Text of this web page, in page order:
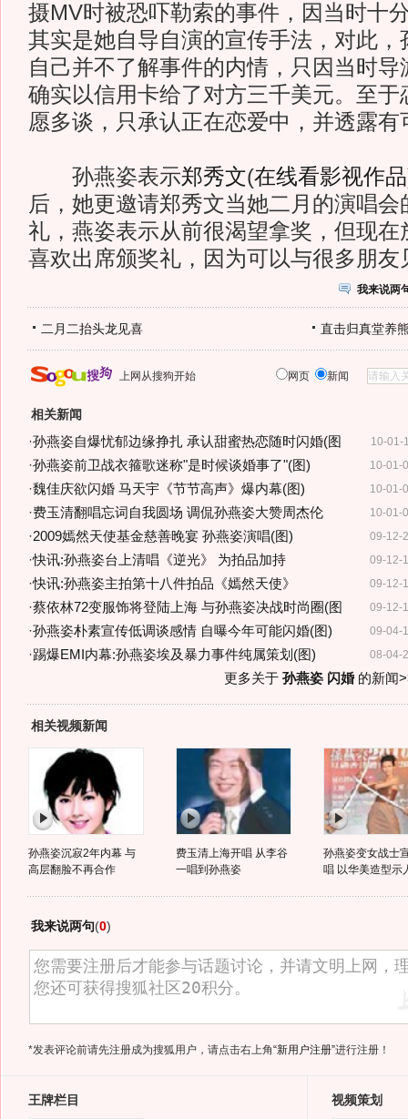
摄MV时被恐吓勒索的事件，因当时十
其实是她自导自演的宣传手法，对此，
自己并不了解事件的内情，只因当时
确实以信用卡给了对方三千美元。至于
愿多谈，只承认正在恋爱中，并透露
孙燕姿表示郑秀文(在线看影视作品
后，她更邀请郑秀文当她二月的演唱
礼，燕姿表示从前很渴望拿奖，但现在
喜欢出席颁奖礼，因为可以与很多朋友
我来说两
二月二抬头龙见喜 直击归真堂养
上网从搜狗开始 网页 新闻
相关新闻
10-01-
·孙燕姿自爆忧郁边缘挣扎 承认甜蜜热恋随时闪婚(图
10-01-
·孙燕姿前卫战衣箍歌迷称"是时候谈婚事了"(图)
10-01-
·魏佳庆欲闪婚 马天宇《节节高声》爆内幕(图)
10-01-
·费玉清翻唱忘词自我圆场 调侃孙燕姿大赞周杰伦
09-12-
·2009嫣然天使基金慈善晚宴 孙燕姿演唱(图)
09-12-
·快讯:孙燕姿台上清唱《逆光》 为拍品加持
09-12-
·快讯:孙燕姿主拍第十八件拍品《嫣然天使》
09-12-
·蔡依林72变服饰将登陆上海 与孙燕姿决战时尚圈(图
09-04-
·孙燕姿朴素宣传低调谈感情 自曝今年可能闪婚(图)
08-04-
·踢爆EMI内幕:孙燕姿埃及暴力事件纯属策划(图)
更多关于 孙燕姿 闪婚的新闻
相关视频新闻
孙燕姿沉寂2年内幕 与
高层翻脸不再合作
费玉清上海开唱 从李谷
一唱到孙燕姿
孙燕姿变女战士
唱 以华美造型示
我来说两句(0)
*发表评论前请先注册成为搜狐用户，请点击右上角“新用户注册”进行注册！
王牌栏目 视频策划